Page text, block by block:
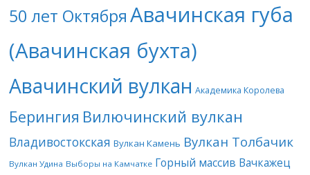
50 лет Октября Авачинская губа
(Авачинская бухта)
Авачинский вулкан Академика Королева
Берингия Вилючинский вулкан
Владивостокская Вулкан Камень Вулкан Толбачик
Вулкан Удина Выборы на Камчатке Горный массив Вачкажец